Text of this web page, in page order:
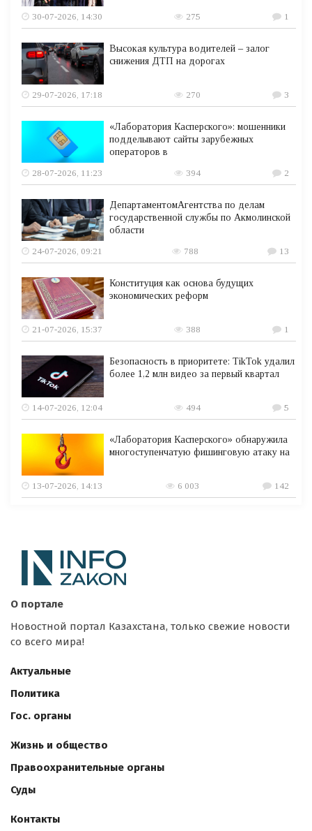
30-07-2026, 14:30 275 1
Высокая культура водителей – залог
снижения ДТП на дорогах
29-07-2026, 17:18 270 3
«Лаборатория Касперского»: мошенники
подделывают сайты зарубежных
операторов в
28-07-2026, 11:23
394 2
ДепартаментомАгентства по делам
государственной службы по Акмолинской
области
24-07-2026, 09:21
788 13
Конституция как основа будущих
экономических реформ
21-07-2026, 15:37 388 1
Безопасность в приоритете: TikTok удалил
более 1,2 млн видео за первый квартал
14-07-2026, 12:04 494 5
«Лаборатория Касперского» обнаружила
многоступенчатую фишинговую атаку на
13-07-2026, 14:13 6 003 142
О портале
Новостной портал Казахстана, только свежие новости
со всего мира!
Актуальные
Политика
Гос. органы
Жизнь и общество
Правоохранительные органы
Суды
Контакты